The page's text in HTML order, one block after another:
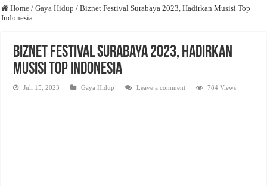
Anda butuh promosi usaha? Kontak ke Email redaksi@bisnisnasional.com
Dibutuhkan Marketing. Lamaran di-email ke redaksi@bisnisnasional.com
Home / Gaya Hidup / Biznet Festival Surabaya 2023, Hadirkan Musisi Top
Indonesia
Biznet Festival Surabaya 2023, Hadirkan
Musisi Top Indonesia
Juli 15, 2023 Gaya Hidup Leave a comment 784 Views